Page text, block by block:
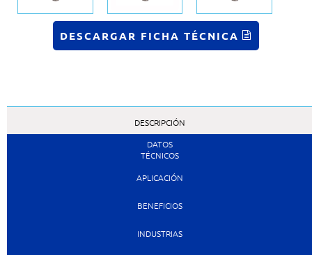
DESCARGAR FICHA TÉCNICA
DESCRIPCIÓN
DATOS
TÉCNICOS
APLICACIÓN
BENEFICIOS
INDUSTRIAS